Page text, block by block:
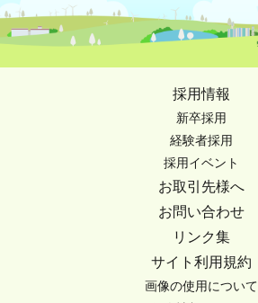
採用情報
新卒採用
経験者採用
採用イベント
お取引先様へ
お問い合わせ
リンク集
サイト利用規約
画像の使用について